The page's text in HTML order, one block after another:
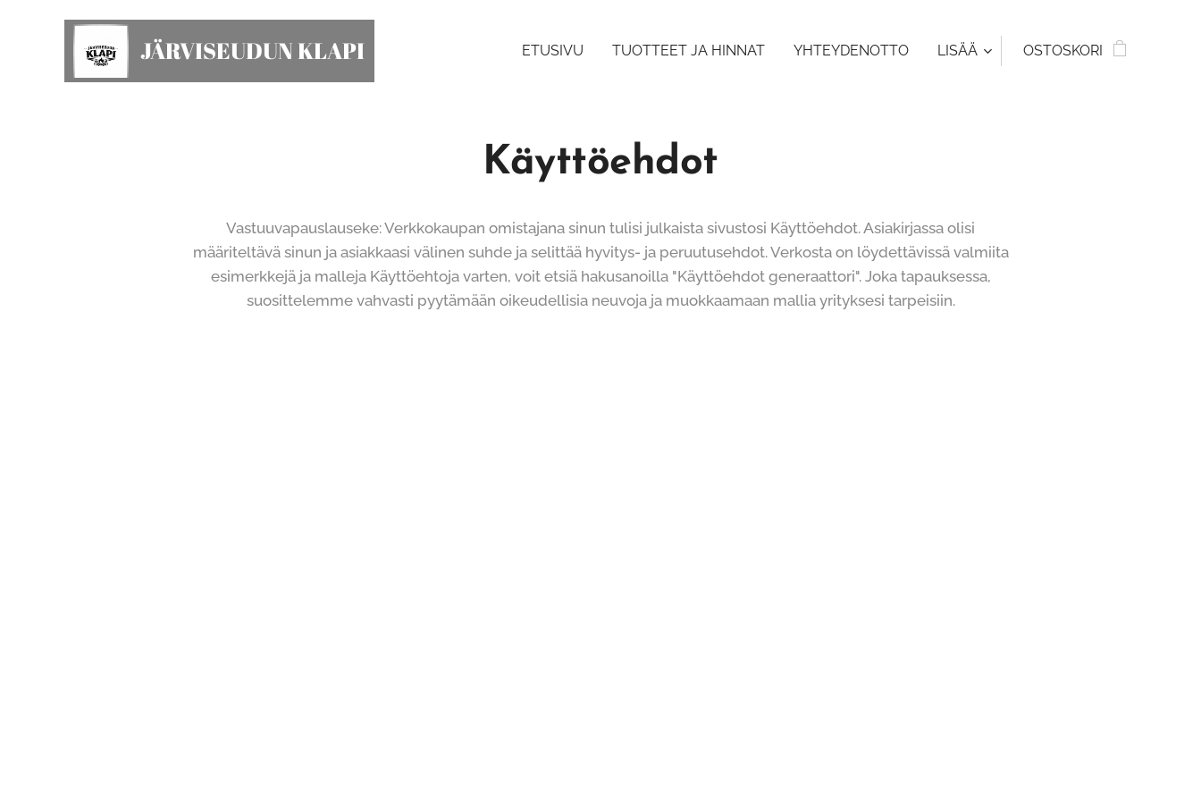
JÄRVISEUDUN KLAPI ETUSIVU TUOTTEET JA HINNAT YHTEYDENOTTO LISÄÄ OSTOSKORI
Käyttöehdot
Vastuuvapauslauseke: Verkkokaupan omistajana sinun tulisi julkaista sivustosi Käyttöehdot. Asiakirjassa olisi
määriteltävä sinun ja asiakkaasi välinen suhde ja selittää hyvitys- ja peruutusehdot. Verkosta on löydettävissä valmiita
esimerkkejä ja malleja Käyttöehtoja varten, voit etsiä hakusanoilla "Käyttöehdot generaattori". Joka tapauksessa,
suosittelemme vahvasti pyytämään oikeudellisia neuvoja ja muokkaamaan mallia yrityksesi tarpeisiin.